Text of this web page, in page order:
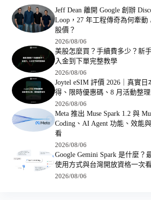
Jeff Dean 離開 Google 創辦
Loop，27 年工程傳奇為何牽動
股價？
2026/08/06
美股怎麼買？手續費多少？新
入金到下單完整教學
2026/08/06
Joytel eSIM 評價 2026｜真實日
得、限時優惠碼、8 月活動整理
2026/08/06
Meta 推出 Muse Spark 1.2 與
Coding、AI Agent 功能、效能
看
2026/08/06
Google Gemini Spark 是什麼？
使用方式與台灣開放資格一次
2026/08/06